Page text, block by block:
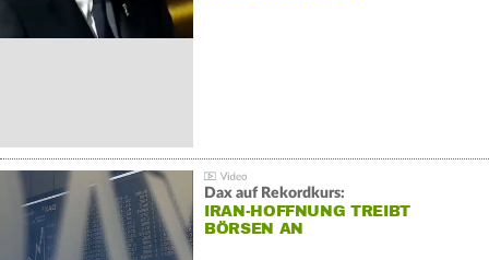
Dax auf Rekordkurs:
IRAN-HOFFNUNG TREIBT
BÖRSEN AN